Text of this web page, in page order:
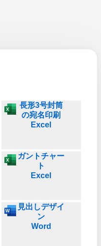
長形3号封筒
の宛名印刷
Excel
ガントチャー
ト
Excel
見出しデザイ
ン
Word